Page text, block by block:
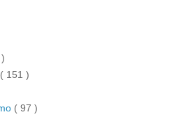
( 151 )
( 97 )